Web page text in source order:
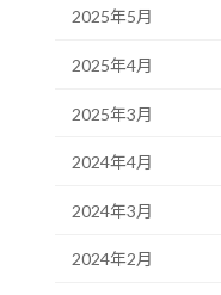
2025年5月
2025年4月
2025年3月
2024年4月
2024年3月
2024年2月